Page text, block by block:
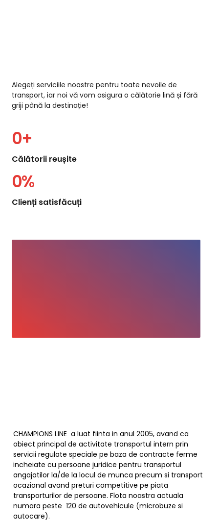
Alegeți serviciile noastre pentru toate nevoile de
transport, iar noi vă vom asigura o călătorie lină și fără
griji până la destinație!
0+
Călătorii reușite
0%
Clienți satisfăcuți
CHAMPIONS LINE a luat fiinta in anul 2005, avand ca
obiect principal de activitate transportul intern prin
servicii regulate speciale pe baza de contracte ferme
incheiate cu persoane juridice pentru transportul
angajatilor la/de la locul de munca precum si transport
ocazional avand preturi competitive pe piata
transporturilor de persoane. Flota noastra actuala
numara peste 120 de autovehicule (microbuze si
autocare).